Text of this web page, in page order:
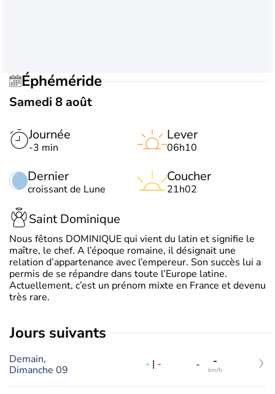
Éphéméride
Samedi 8 août
Journée
-3 min
Dernier
croissant de Lune
Lever
06h10
Coucher
21h02
Saint Dominique
Nous fêtons DOMINIQUE qui vient du latin et signifie le
maître, le chef. A l’époque romaine, il désignait une
relation d’appartenance avec l’empereur. Son succès lui a
permis de se répandre dans toute l’Europe latine.
Actuellement, c’est un prénom mixte en France et devenu
très rare.
jours suivants
Demain,
Dimanche 09
- | - - -
km/h